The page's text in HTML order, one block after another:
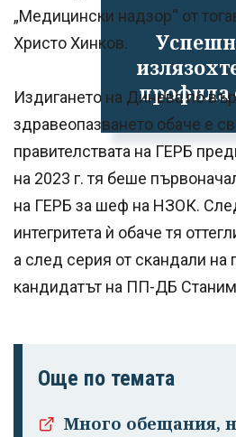
профила
„Медицински надзор“ от
Христо Хинков.
Издигането на Динева по
здравеопазването обаче е
правителствата на ГЕРБ
на 2023 г. тя беше
на ГЕРБ за шеф на НЗОК.
интегритета ѝ обаче тя
а след серия от скандали на
кандидатът на ПП-ДБ
Още по темата
Много обещания,